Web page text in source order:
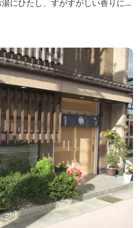
にひたし、すがすがしい香りに心
女性の方に人気です。 その他、
が魅力の「大浴場」、高原の景色
に「ミストサウナ」の合計4種の